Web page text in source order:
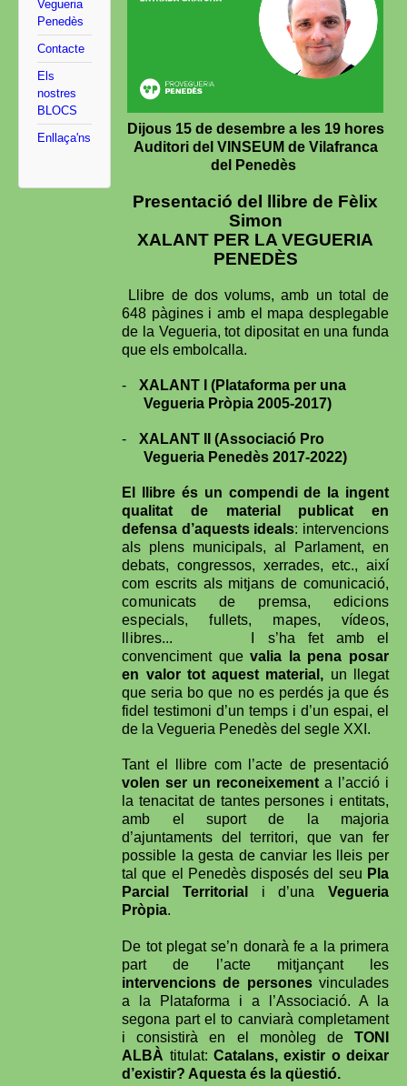
Vegueria
Penedès
Contacte
Els
nostres
BLOCS
Enllaça'ns
Dijous 15 de desembre a les 19 hores
Auditori del VINSEUM de Vilafranca
del Penedès
Presentació del llibre de Fèlix
Simon
XALANT PER LA VEGUERIA
PENEDÈS
Llibre de dos volums, amb un total de
648 pàgines i amb el mapa desplegable
de la Vegueria, tot dipositat en una funda
que els embolcalla.
-
XALANT I (Plataforma per una
Vegueria Pròpia 2005-2017)
-
XALANT II (Associació Pro
Vegueria Penedès 2017-2022)
El llibre és un compendi de la ingent
qualitat de material publicat en
defensa d’aquests ideals: intervencions
als plens municipals, al Parlament, en
debats, congressos, xerrades, etc., així
com escrits als mitjans de comunicació,
comunicats de premsa, edicions
especials, fullets, mapes, vídeos,
llibres...
s’ha fet amb el
convenciment quevalia la pena posar
en valor tot aquest material, un llegat
que seria bo que no es perdés ja que és
fidel testimoni d’un temps i d’un espai, el
de la Vegueria Penedès del segle XXI.
Tant el llibre com l’acte de presentació
volen ser un reconeixement a l’acció i
la tenacitat de tantes persones i entitats,
amb el suport de la majoria
d’ajuntaments del territori, que van fer
possible la gesta de canviar les lleis per
tal que el Penedès disposés del seu Pla
Parcial Territorial i d’una Vegueria
Pròpia.
De tot plegat se’n donarà fe a la primera
part de l’acte mitjançant les
intervencions de personesvinculades
a la Plataforma i a l’Associació. A la
segona part el to canviarà completament
i consistirà en el monòleg de TONI
ALBÀ titulat: Catalans, existir o deixar
d’existir? Aquesta és la qüestió.